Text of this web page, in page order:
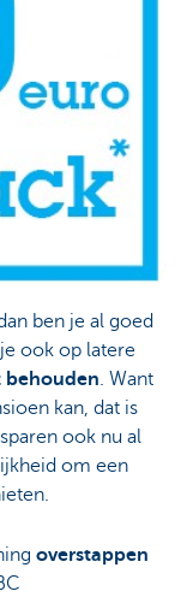
ben je al goed
ook op latere
behouden. Want
kan, dat is
ook nu al
om een
overstappen